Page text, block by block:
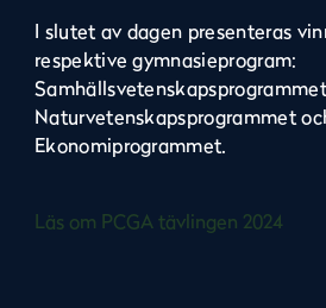
I slutet av dagen presenteras
respektive gymnasieprogram:
Naturvetenskapsprogrammet
Ekonomiprogrammet.
Läs om PCGA tävlingen 2024